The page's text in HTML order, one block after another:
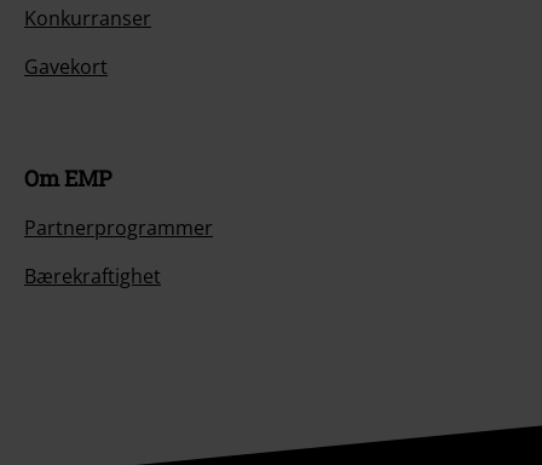
Konkurranser
Gavekort
Om EMP
Partnerprogrammer
Bærekraftighet